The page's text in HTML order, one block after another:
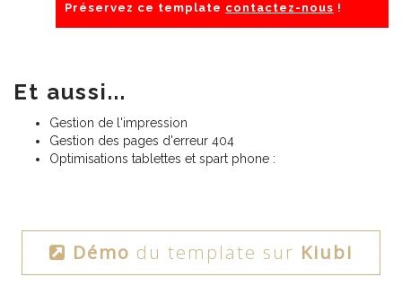
Préservez ce template contactez-nous !
Et aussi...
Gestion de l'impression
Gestion des pages d'erreur 404
Optimisations tablettes et spart phone :
Démo du template sur Kiubi